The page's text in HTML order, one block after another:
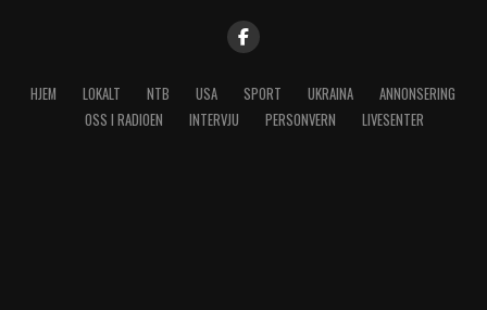
HJEM LOKALT NTB USA SPORT UKRAINA
ANNONSERING
OSS I RADIOEN
INTERVJU PERSONVERN LIVESENTER